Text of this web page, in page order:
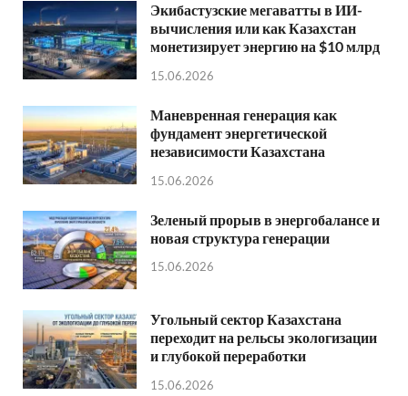
Экибастузские мегаватты в ИИ-
вычисления или как Казахстан
монетизирует энергию на $10 млрд
15.06.2026
Маневренная генерация как
фундамент энергетической
независимости Казахстана
15.06.2026
Зеленый прорыв в энергобалансе и
новая структура генерации
15.06.2026
Угольный сектор Казахстана
переходит на рельсы экологизации
и глубокой переработки
15.06.2026